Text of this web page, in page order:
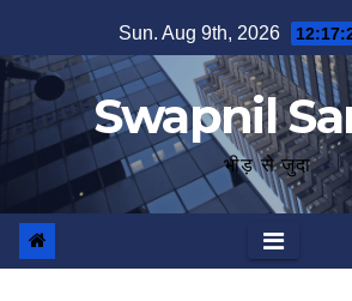
to
content
Sun. Aug 9th, 2026
Swapnil
भीड़ से जुदा